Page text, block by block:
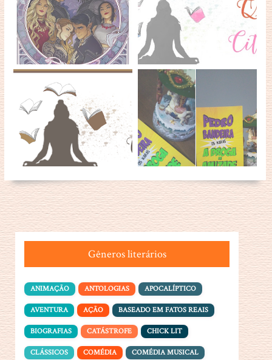
Gêneros literários
ANIMAÇÃO ANTOLOGIAS APOCALÍPTICO
AVENTURA AÇÃO BASEADO EM FATOS REAIS
BIOGRAFIAS CATÁSTROFE CHICK LIT
CLÁSSICOS COMÉDIA COMÉDIA MUSICAL